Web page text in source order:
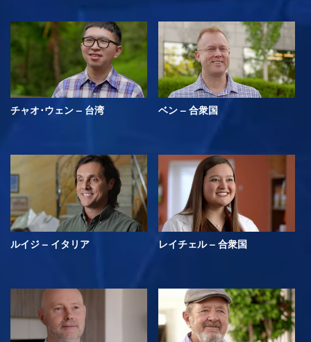
チャオ･ウェン – 台湾 ベン – 合衆国
ルイジ – イタリア レイチェル – 合衆国